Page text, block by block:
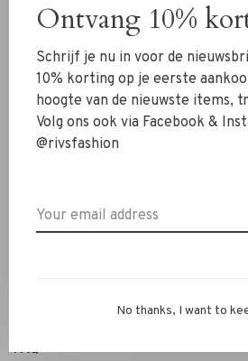
Shoes
Jewelry
Accessoires
SALE
Contact Information
Personal Styling / Private Shopping
FAQ
Ontvang 10%
Schrijf je nu in voor de
10% korting op je eerste
hoogte van de nieuwste items,
Volg ons ook via Facebook &
@rivsfashion
No thanks, I want to